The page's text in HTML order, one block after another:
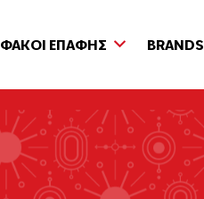
ΦΑΚΟΙ ΕΠΑΦΗΣ BRANDS